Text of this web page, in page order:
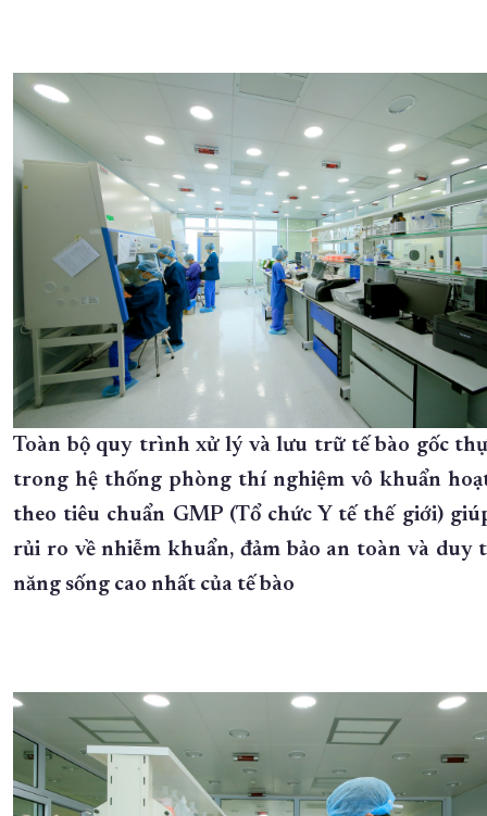
Toàn bộ quy trình xử lý và lưu trữ tế bào gốc
trong hệ thống phòng thí nghiệm vô khuẩn
theo tiêu chuẩn GMP (Tổ chức Y tế thế giới)
rủi ro về nhiễm khuẩn, đảm bảo an toàn và duy
năng sống cao nhất của tế bào